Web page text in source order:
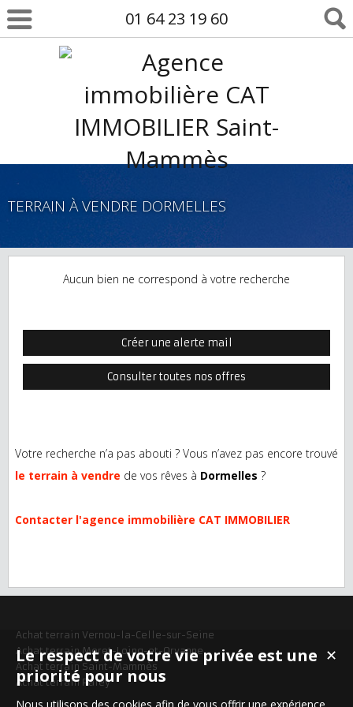
01 64 23 19 60
TERRAIN À VENDRE DORMELLES
Aucun bien ne correspond à votre recherche
Créer une alerte mail
Consulter toutes nos offres
Votre recherche n’a pas abouti ? Vous n’avez pas encore trouvé
le terrain à vendre de vos rêves à Dormelles ?
Contacter l'agence immobilière CAT IMMOBILIER
Achat terrain Vernou-la-Celle-sur-Seine
Achat terrain Moret-Loing-et-Orvanne
Achat terrain Saint-Mammès
Achat terrain Paley
✕
Le respect de votre vie privée est une
priorité pour nous